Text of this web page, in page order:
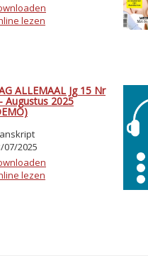
lezen
ALLEMAAL Jg 15 Nr
Augustus 2025
07/2025
lezen